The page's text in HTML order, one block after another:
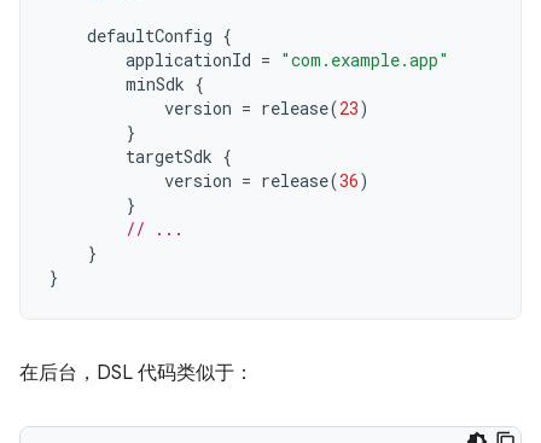
defaultConfig {
applicationId = "com.example.app"
minSdk {
version = release(23)
}
targetSdk {
version = release(36)
}
// ...
}
}
在后台，DSL 代码类似于：